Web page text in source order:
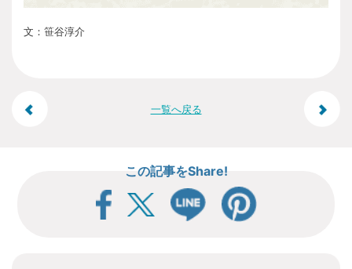
文：笹谷淳介
投
一覧へ戻る
この記事をShare!